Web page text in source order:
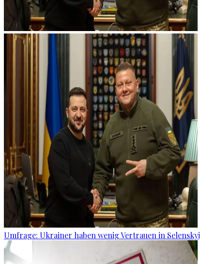
Umfrage: Ukrainer haben wenig Vertrauen in Selenskyj